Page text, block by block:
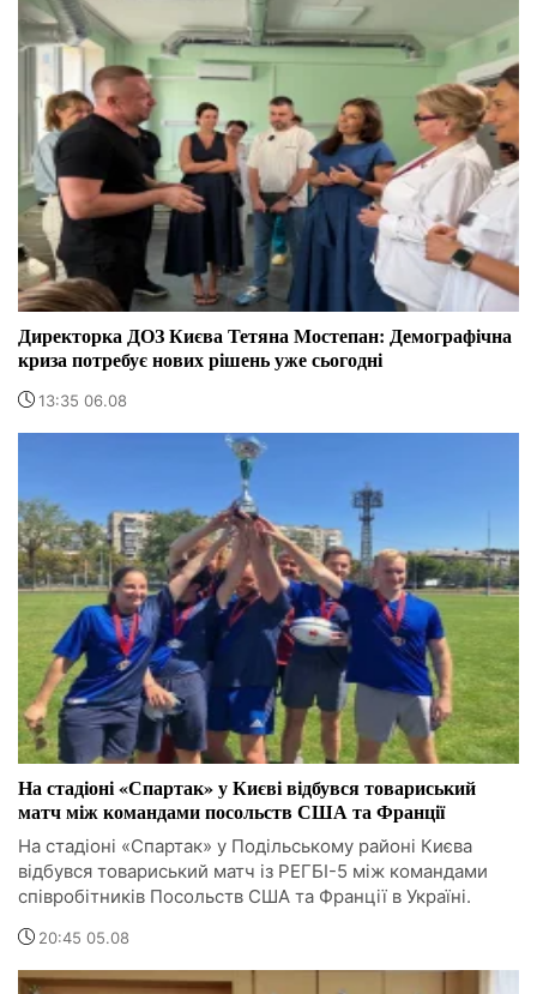
Директорка ДОЗ Києва Тетяна Мостепан: Демографічна
криза потребує нових рішень уже сьогодні
13:35 06.08
На стадіоні «Спартак» у Києві відбувся товариський
матч між командами посольств США та Франції
На стадіоні «Спартак» у Подільському районі Києва
відбувся товариський матч із РЕГБІ-5 між командами
співробітників Посольств США та Франції в Україні.
20:45 05.08